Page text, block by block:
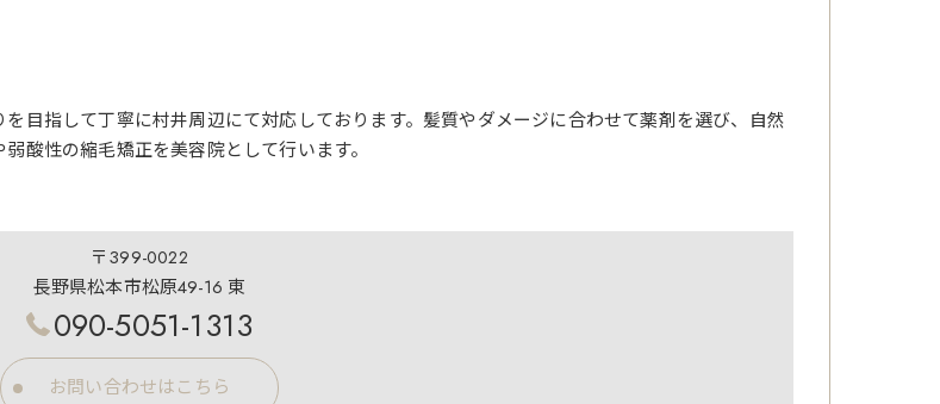
目指して丁寧に村井周辺にて対応しております。髪質やダメージに合わせて薬剤を選び、自然
酸性の縮毛矯正を美容院として行います。
〒399-0022
長野県松本市松原49-16 東
090-5051-1313
お問い合わせはこちら